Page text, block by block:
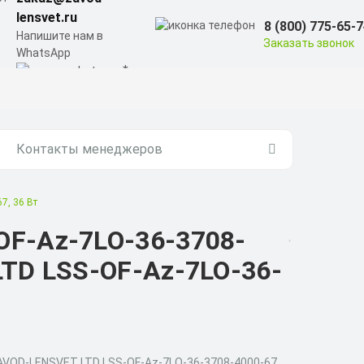
lensvet.ru
Напишите нам в
WhatsApp
8 (800) 775-65-
Заказать звонок
Контакты менеджеров
36 Вт
Az-7LO-36-3708-
LSS-OF-Az-7LO-36-